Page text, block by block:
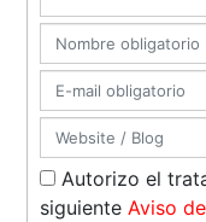
Autorizo el
siguienteAviso